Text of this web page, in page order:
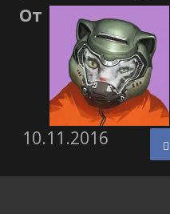
От
10.11.2016